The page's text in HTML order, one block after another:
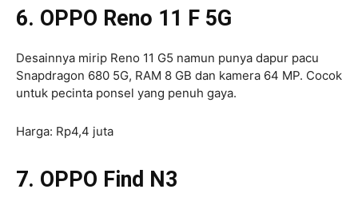
6. OPPO Reno 11 F 5G
Desainnya mirip Reno 11 G5 namun punya dapur pacu
Snapdragon 680 5G, RAM 8 GB dan kamera 64 MP. Cocok
untuk pecinta ponsel yang penuh gaya.
Harga: Rp4,4 juta
7. OPPO Find N3